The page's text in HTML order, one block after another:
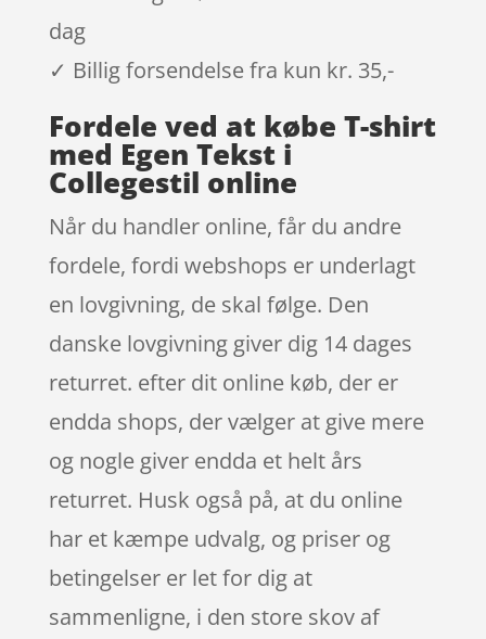
dag
✓ Billig forsendelse fra kun kr. 35,-
Fordele ved at købe T-shirt
med Egen Tekst i
Collegestil online
Når du handler online, får du andre
fordele, fordi webshops er underlagt
en lovgivning, de skal følge. Den
danske lovgivning giver dig 14 dages
returret. efter dit online køb, der er
endda shops, der vælger at give mere
og nogle giver endda et helt års
returret. Husk også på, at du online
har et kæmpe udvalg, og priser og
betingelser er let for dig at
sammenligne, i den store skov af